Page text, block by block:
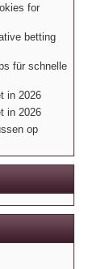
for
betting
für schnelle
in 2026
in 2026
op